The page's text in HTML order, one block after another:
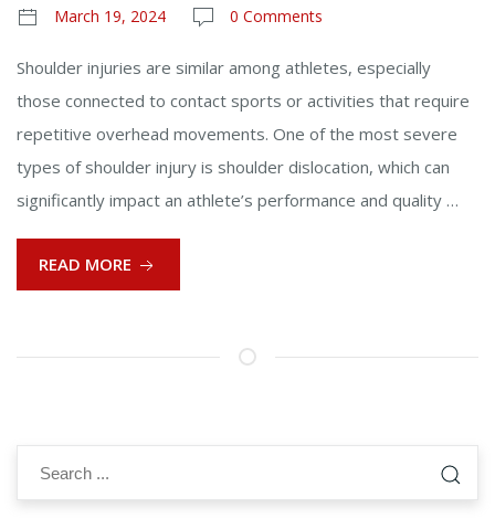
March 19, 2024 0 Comments
Shoulder injuries are similar among athletes, especially
those connected to contact sports or activities that require
repetitive overhead movements. One of the most severe
types of shoulder injury is shoulder dislocation, which can
significantly impact an athlete’s performance and quality …
READ MORE